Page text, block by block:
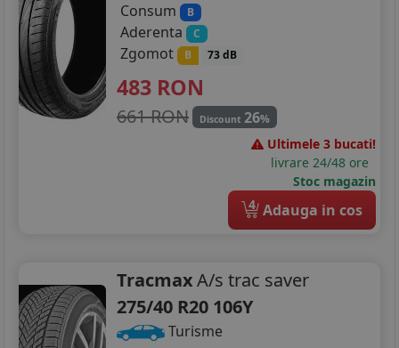
Consum
B
Aderenta C
Zgomot B 73 dB
483 RON
661 RON Discount 26%
Ultimele 3 bucati!
livrare 24/48 ore
Stoc magazin
4 Adauga in cos
TracmaxA/s trac saver
275/40 R20 106Y
Turisme